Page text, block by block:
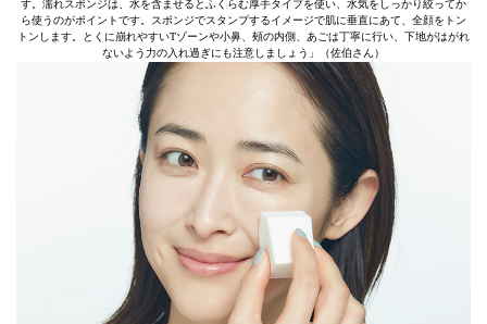
す。濡れスポンジは、水を含ませるとふくらむ厚手タイプを使い、水気をしっかり絞ってか
ら使うのがポイントです。スポンジでスタンプするイメージで肌に垂直にあて、全顔をトン
トンします。とくに崩れやすいTゾーンや小鼻、頰の内側、あごは丁寧に行い、下地がはがれ
ないよう力の入れ過ぎにも注意しましょう」（佐伯さん）